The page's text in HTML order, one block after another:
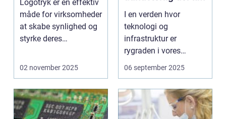
Logotryk er en effektiv
måde for virksomheder
at skabe synlighed og
styrke deres
02 november 2025
moderne
installationer
I en verden hvor
teknologi og
infrastruktur er
rygraden i vores
daglige liv, spiller
kabelbakker en ...
06 september 2025